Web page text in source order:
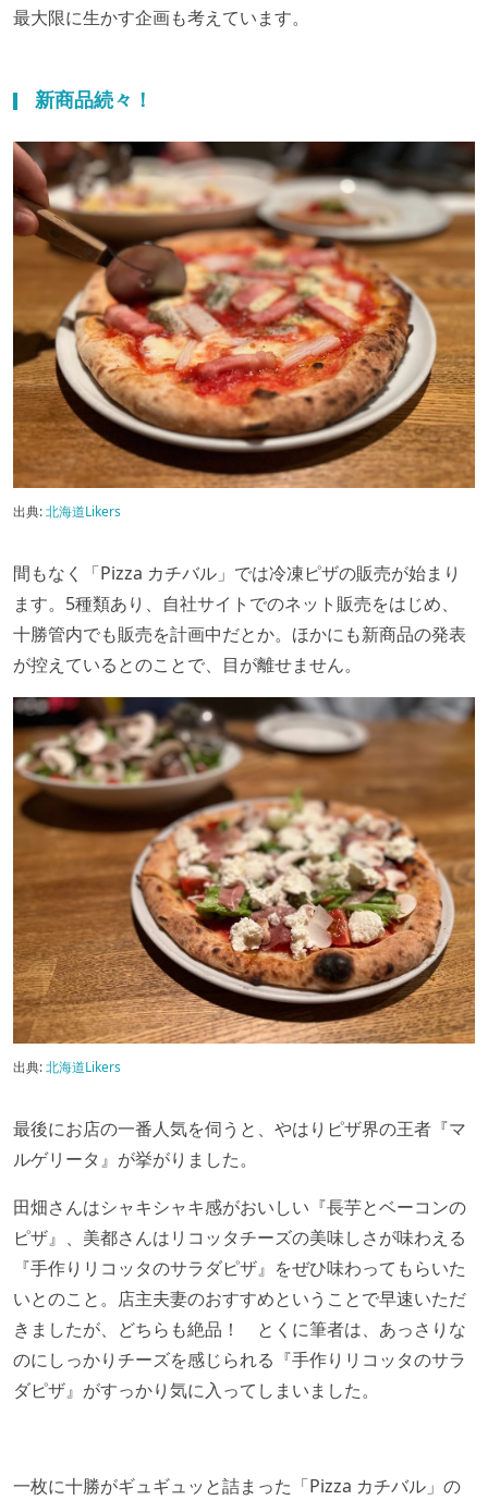
最大限に生かす企画も考えています。
新商品続々！
出典:北海道Likers
間もなく「Pizza カチバル」では冷凍ピザの販売が始まり
ます。5種類あり、自社サイトでのネット販売をはじめ、
十勝管内でも販売を計画中だとか。ほかにも新商品の発表
が控えているとのことで、目が離せません。
出典:北海道Likers
最後にお店の一番人気を伺うと、やはりピザ界の王者『マ
ルゲリータ』が挙がりました。
田畑さんはシャキシャキ感がおいしい『長芋とベーコンの
ピザ』、美都さんはリコッタチーズの美味しさが味わえる
『手作りリコッタのサラダピザ』をぜひ味わってもらいた
いとのこと。店主夫妻のおすすめということで早速いただ
きましたが、どちらも絶品！ とくに筆者は、あっさりな
のにしっかりチーズを感じられる『手作りリコッタのサラ
ダピザ』がすっかり気に入ってしまいました。
一枚に十勝がギュギュッと詰まった「Pizza カチバル」の